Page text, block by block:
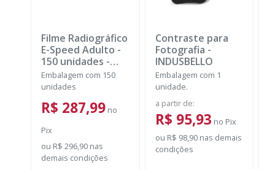
Filme Radiográfico
E-Speed Adulto -
150 unidades -
CARESTREAM
Embalagem com 150
unidades
R$ 287,99 no
Pix
ou R$ 296,90 nas
demais condições
Contraste para
Fotografia -
INDUSBELLO
Embalagem com 1
unidade.
a partir de:
R$ 95,93 no Pix
ou R$ 98,90nas demais
condições